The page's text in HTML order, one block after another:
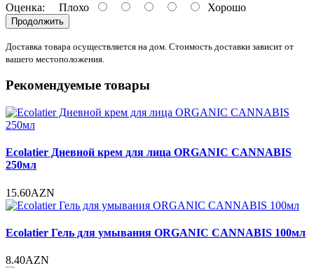
Оценка: Плохо Хорошо
Продолжить
Доставка товара осуществляется на дом. Стоимость доставки зависит от
вашего местоположения.
Рекомендуемые товары
Ecolatier Дневной крем для лица ORGANIC CANNABIS
250мл
15.60AZN
Ecolatier Гель для умывания ORGANIC CANNABIS 100мл
8.40AZN